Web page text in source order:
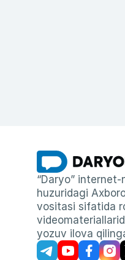
“Daryo”
huzuridagi
vositasi sifatida
yozuv ilova